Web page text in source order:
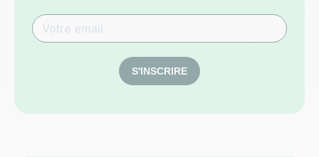
S'INSCRIRE